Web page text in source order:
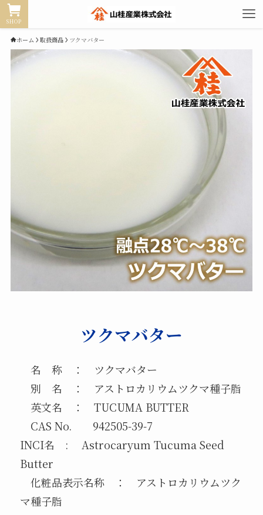
SHOP
ホーム 取扱商品 ツクマバター
ツクマバター
名 称 ： ツクマバター
別 名 ： アストロカリウムツクマ種子脂
英文名 ： TUCUMA BUTTER
CAS No. 942505-39-7
INCI名 : Astrocaryum Tucuma Seed
Butter
化粧品表示名称 ： アストロカリウムツク
マ種子脂